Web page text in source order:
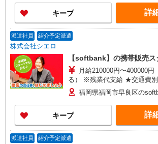
ティブ支給(規定有) ゜・。○
○。・゜+゜
キープ 詳
派遣社員 紹介予定派遣
株式会社シエロ
【softbank】の携帯販売ス
月給210000円〜400000円
る） ※残業代支給 ★交通費別
゜+゜・。○。・゜+゜・。○。
10万円支給(規定有) お友達を紹介頂くと, インセン
ティブ支給(規定有) ゜・。○
○。・゜+゜
福岡県福岡市早良区の
キープ 詳
派遣社員 紹介予定派遣